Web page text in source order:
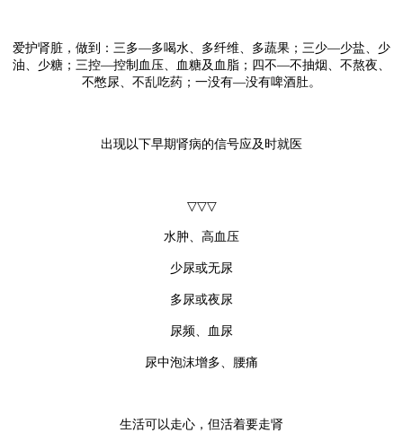
爱护肾脏，做到：三多—多喝水、多纤维、多蔬果；三少—少盐、少
油、少糖；三控—控制血压、血糖及血脂；四不—不抽烟、不熬夜、
不憋尿、不乱吃药；一没有—没有啤酒肚。
出现以下早期肾病的信号应及时就医
▽▽▽
水肿、高血压
少尿或无尿
多尿或夜尿
尿频、血尿
尿中泡沫增多、腰痛
生活可以走心，但活着要走肾